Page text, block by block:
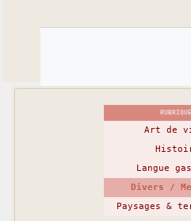
Art de
Langue
Divers /
Paysages &